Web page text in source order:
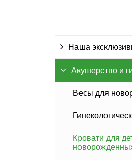
Наша
Акушерство и
Весы для
Кровати для